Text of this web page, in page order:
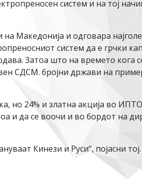
систем и на тој
Македонија и одговара
систем да е грчки
Затоа што на времето кога
СДСМ. бројни држави на
но 24% и златна акција во
и да се воочи и во бордот на
Кинези и Руси“, појасни тој.